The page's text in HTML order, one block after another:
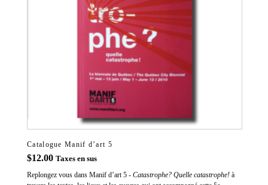
Catalogue Manif d’art 5
$12.00 Taxes en sus
Replongez vous dans Manif d’art 5 - Catastrophe? Quelle catastrophe! à